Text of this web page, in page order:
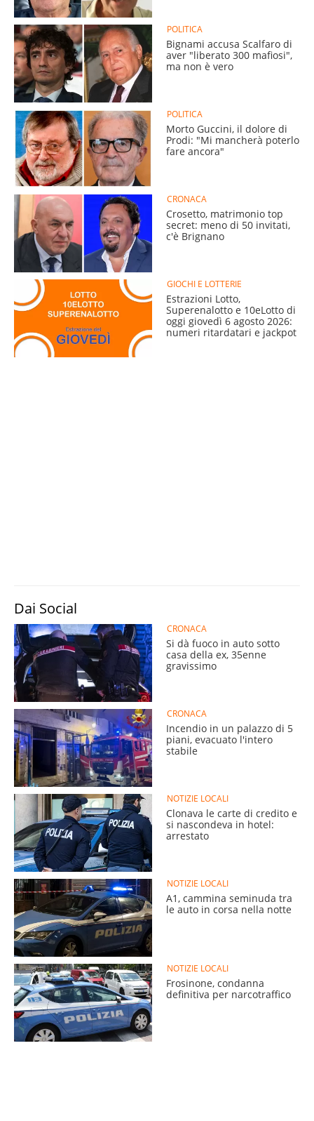
POLITICA
Bignami accusa Scalfaro di
aver "liberato 300 mafiosi",
ma non è vero
POLITICA
Morto Guccini, il dolore di
Prodi: "Mi mancherà poterlo
fare ancora"
CRONACA
Crosetto, matrimonio top
secret: meno di 50 invitati,
c'è Brignano
GIOCHI E LOTTERIE
Estrazioni Lotto,
Superenalotto e 10eLotto di
oggi giovedì 6 agosto 2026:
numeri ritardatari e jackpot
Dai Social
CRONACA
Si dà fuoco in auto sotto
casa della ex, 35enne
gravissimo
CRONACA
Incendio in un palazzo di 5
piani, evacuato l'intero
stabile
NOTIZIE LOCALI
Clonava le carte di credito e
si nascondeva in hotel:
arrestato
NOTIZIE LOCALI
A1, cammina seminuda tra
le auto in corsa nella notte
NOTIZIE LOCALI
Frosinone, condanna
definitiva per narcotraffico